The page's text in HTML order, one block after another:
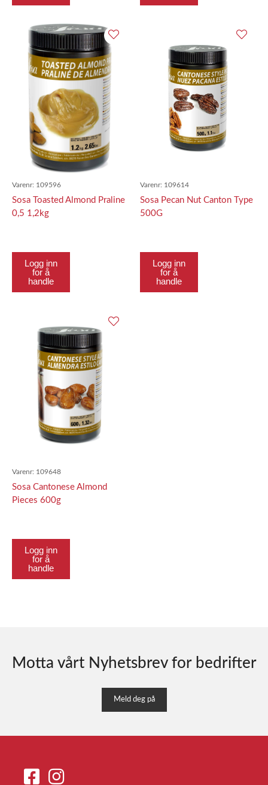
Varenr: 109596
Sosa Toasted Almond Praline
0,5 1,2kg
Logg inn
for å
handle
Varenr: 109614
Sosa Pecan Nut Canton Type
500G
Logg inn
for å
handle
Varenr: 109648
Sosa Cantonese Almond
Pieces 600g
Logg inn
for å
handle
Motta vårt Nyhetsbrev for bedrifter
Meld deg på